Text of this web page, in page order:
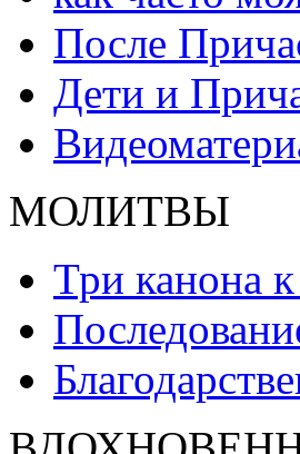
После
Дети и
МОЛИТВЫ
Три канона